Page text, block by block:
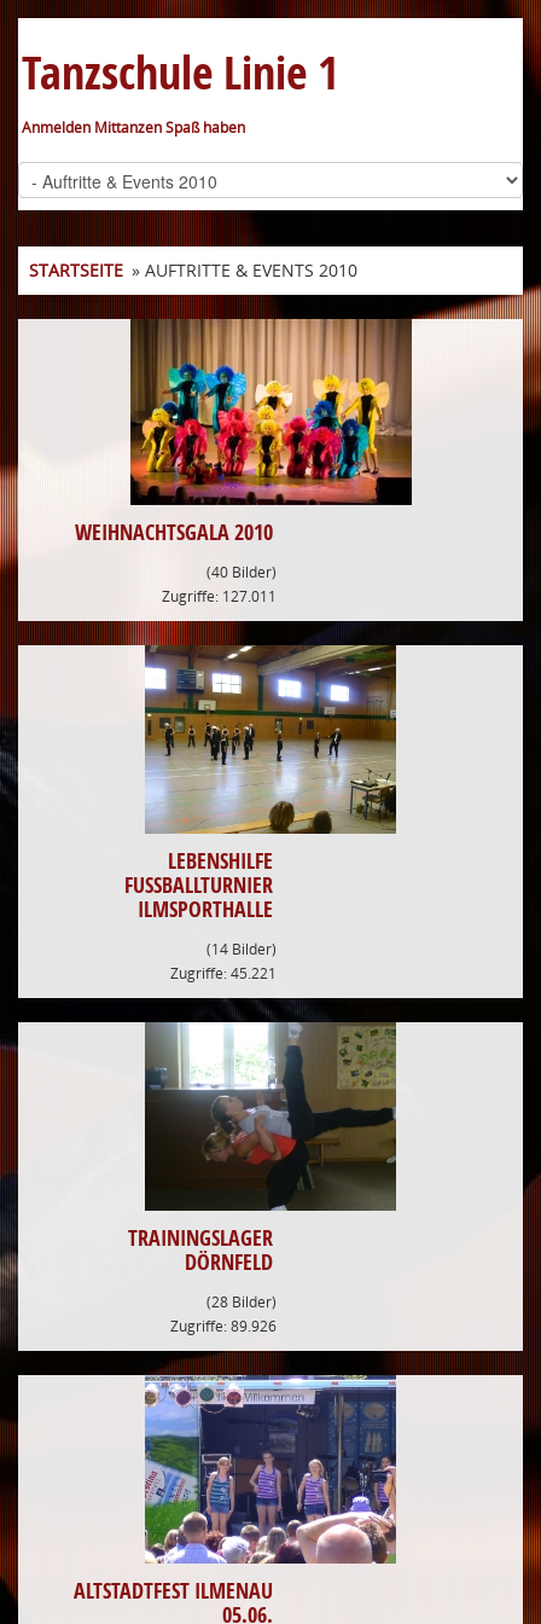
Tanzschule Linie 1
Anmelden Mittanzen Spaß haben
STARTSEITE » AUFTRITTE & EVENTS 2010
WEIHNACHTSGALA 2010
(40 Bilder)
Zugriffe: 127.011
LEBENSHILFE
FUSSBALLTURNIER I
LMSPORTHALLE
(14 Bilder)
Zugriffe: 45.221
TRAININGSLAGER
DÖRNFELD
(28 Bilder)
Zugriffe: 89.926
ALTSTADTFEST ILMENAU
05.06.